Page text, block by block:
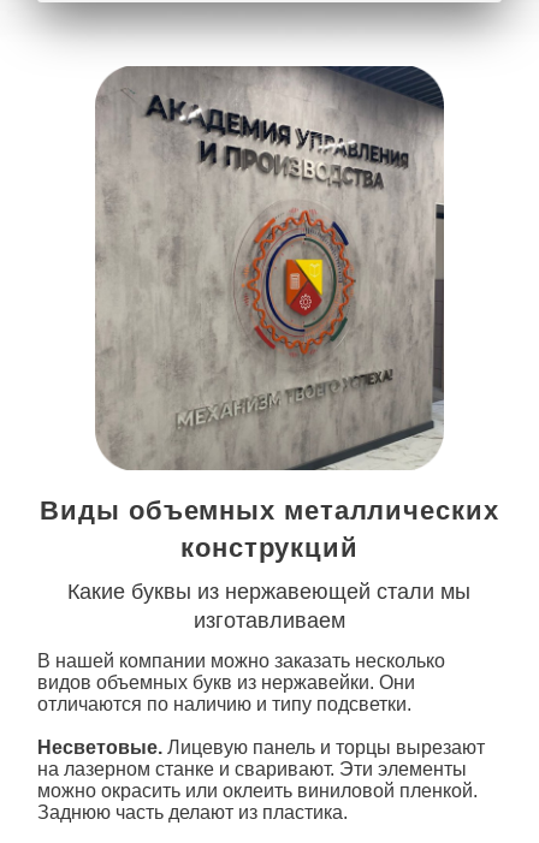
Виды объемных металлических
конструкций
Какие буквы из нержавеющей стали мы
изготавливаем
В нашей компании можно заказать несколько
видов объемных букв из нержавейки. Они
отличаются по наличию и типу подсветки.
Несветовые.Лицевую панель и торцы вырезают
на лазерном станке и сваривают. Эти элементы
можно окрасить или оклеить виниловой пленкой.
Заднюю часть делают из пластика.